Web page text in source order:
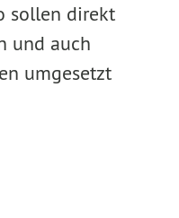
sollen direkt
und auch
umgesetzt